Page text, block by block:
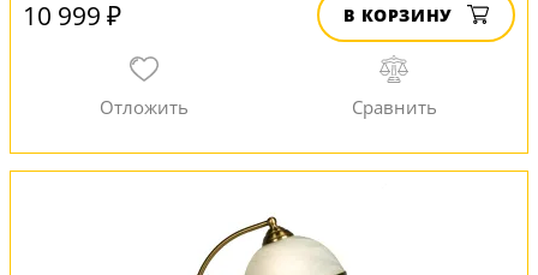
10 999 ₽ В КОРЗИНУ